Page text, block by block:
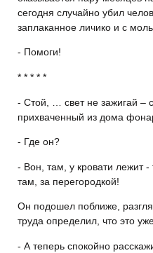
сегодня случайно убил
заплаканное личико и с
- Помоги!
* * * * *
- Стой, … свет не зажигай
прихваченный из дома
- Где он?
- Вон, там, у кровати лежит
там, за перегородкой!
Он подошел поближе,
труда определил, что это
- А теперь спокойно